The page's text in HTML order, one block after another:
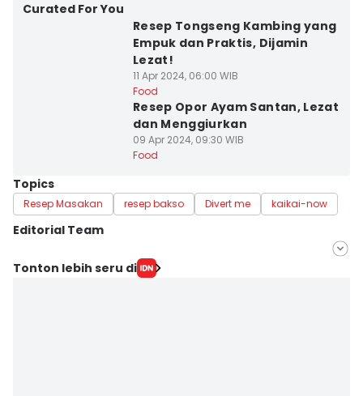
Curated For You
Resep Tongseng Kambing yang
Empuk dan Praktis, Dijamin
Lezat!
11 Apr 2024, 06:00 WIB
Food
Resep Opor Ayam Santan, Lezat
dan Menggiurkan
09 Apr 2024, 09:30 WIB
Food
Topics
Resep Masakan resep bakso Divert me kaikai-now
Editorial Team
Editor
Tonton lebih seru di